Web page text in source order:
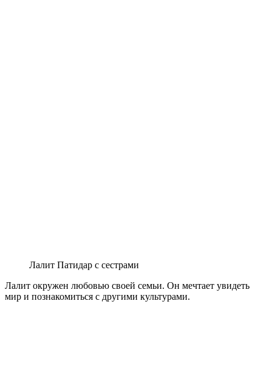
Лалит Патидар с сестрами
Лалит окружен любовью своей семьи. Он мечтает увидеть
мир и познакомиться с другими культурами.